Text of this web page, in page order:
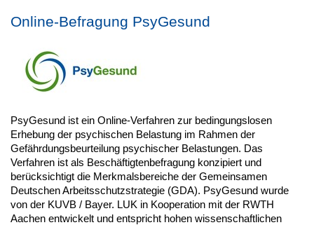
Online-Befragung PsyGesund
PsyGesund ist ein Online-Verfahren zur bedingungslosen
Erhebung der psychischen Belastung im Rahmen der
Gefährdungsbeurteilung psychischer Belastungen. Das
Verfahren ist als Beschäftigtenbefragung konzipiert und
berücksichtigt die Merkmalsbereiche der Gemeinsamen
Deutschen Arbeitsschutzstrategie (GDA). PsyGesund wurde
von der KUVB / Bayer. LUK in Kooperation mit der RWTH
Aachen entwickelt und entspricht hohen wissenschaftlichen